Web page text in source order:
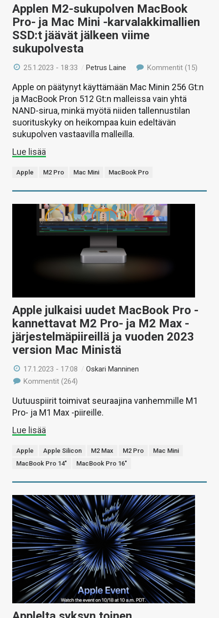
Applen M2-sukupolven MacBook
Pro- ja Mac Mini -karvalakkimallien
SSD:t jäävät jälkeen viime
sukupolvesta
25.1.2023 - 18:33 /Petrus Laine Kommentit (15)
Apple on päätynyt käyttämään Mac Minin 256 Gt:n
ja MacBook Pron 512 Gt:n malleissa vain yhtä
NAND-sirua, minkä myötä niiden tallennustilan
suorituskyky on heikompaa kuin edeltävän
sukupolven vastaavilla malleilla.
Lue lisää
Apple M2 Pro Mac Mini MacBook Pro
Apple julkaisi uudet MacBook Pro -
kannettavat M2 Pro- ja M2 Max -
järjestelmäpiireillä ja vuoden 2023
version Mac Ministä
17.1.2023 - 17:08 /Oskari Manninen
Kommentit (264)
Uutuuspiirit toimivat seuraajina vanhemmille M1
Pro- ja M1 Max -piireille.
Lue lisää
Apple Apple Silicon M2 Max M2 Pro
Mac Mini
MacBook Pro 14"
MacBook Pro 16"